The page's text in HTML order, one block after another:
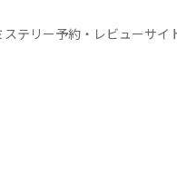
ステリー予約・レビューサイ